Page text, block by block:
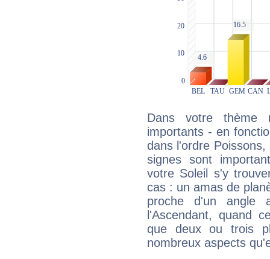
Dans votre thème
importants - en
dans l'ordre
signes sont
votre Soleil s'y
cas : un amas de
proche d'un
l'Ascendant, quand
que deux ou trois
nombreux aspects